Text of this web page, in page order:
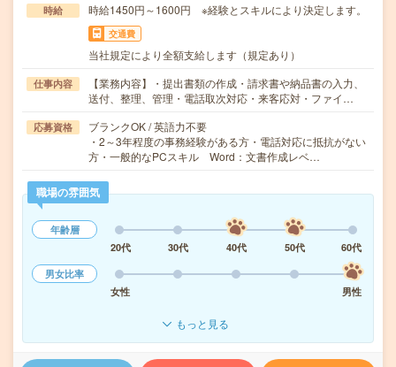
時給 時給1450円～1600円 ※経験とスキルにより決定します。
交通費
当社規定により全額支給します（規定あり）
仕事内容
【業務内容】・提出書類の作成・請求書や納品書の入力、
送付、整理、管理・電話取次対応・来客応対・ファイ…
応募資格
ブランクOK / 英語力不要
・2～3年程度の事務経験がある方・電話対応に抵抗がない
方・一般的なPCスキル Word：文書作成レベ…
職場の雰囲気
年齢層
20代
30代 40代 50代
60代
男女比率
女性
男性
もっと見る